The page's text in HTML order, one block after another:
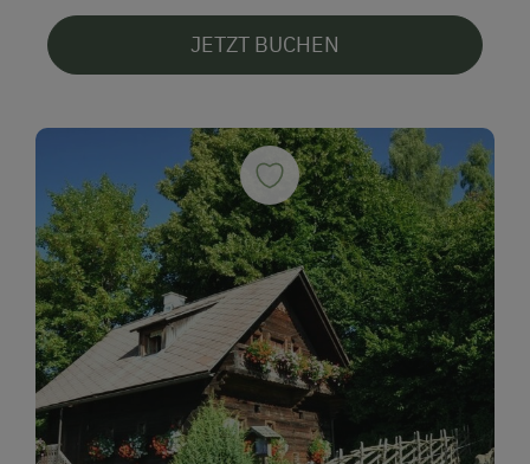
JETZT BUCHEN